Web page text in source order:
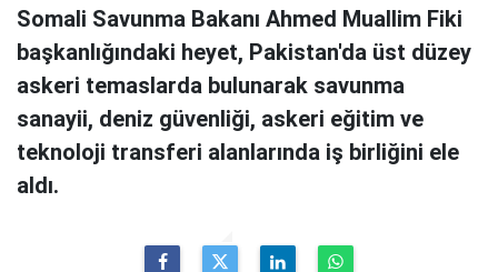
Somali Savunma Bakanı Ahmed Muallim Fiki
başkanlığındaki heyet, Pakistan'da üst düzey
askeri temaslarda bulunarak savunma
sanayii, deniz güvenliği, askeri eğitim ve
teknoloji transferi alanlarında iş birliğini ele
aldı.